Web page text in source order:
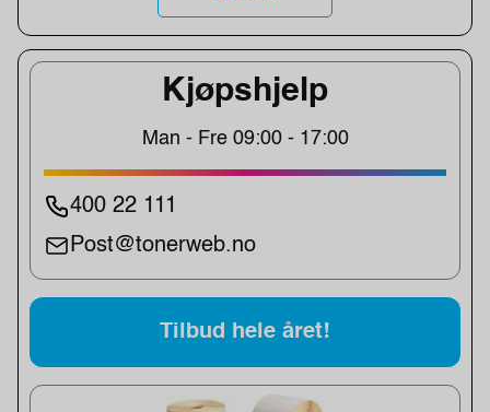
Kjøpshjelp
Man - Fre 09:00 - 17:00
400 22 111
Post@tonerweb.no
Tilbud hele året!